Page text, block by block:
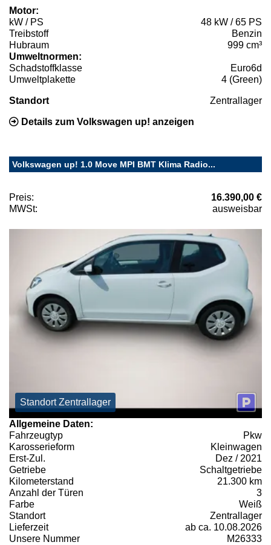
Motor:
kW / PS
48 kW / 65 PS
Treibstoff
Benzin
Hubraum
999 cm³
Umweltnormen:
Schadstoffklasse
Euro6d
Umweltplakette
4 (Green)
Standort Zentrallager
Details zum Volkswagen up! anzeigen
Volkswagen up! 1.0 Move MPI BMT Klima Radio...
Preis:
16.390,00 €
MWSt:
ausweisbar
Standort Zentrallager
Allgemeine Daten:
Fahrzeugtyp
Pkw
Karosserieform
Kleinwagen
Erst-Zul.
Dez / 2021
Getriebe
Schaltgetriebe
Kilometerstand
21.300 km
Anzahl der Türen
3
Farbe
Weiß
Standort
Zentrallager
Lieferzeit
ab ca. 10.08.2026
Unsere Nummer
M26333